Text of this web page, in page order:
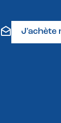
J'achète